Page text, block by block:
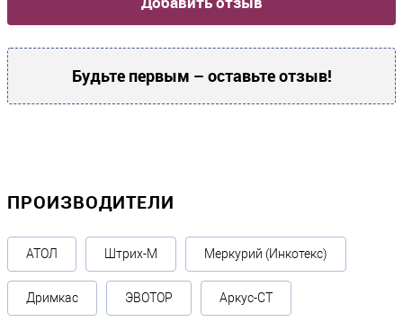
Будьте первым – оставьте отзыв!
ПРОИЗВОДИТЕЛИ
АТОЛ Штрих-М Меркурий (Инкотекс)
Дримкас ЭВОТОР Аркус-СТ